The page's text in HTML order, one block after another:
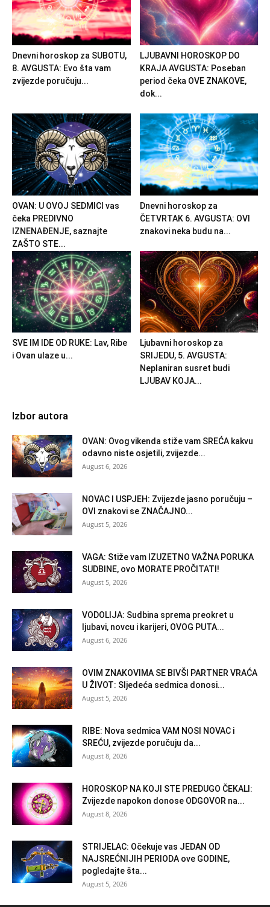
Dnevni horoskop za SUBOTU,
8. AVGUSTA: Evo šta vam
zvijezde poručuju...
LJUBAVNI HOROSKOP DO
KRAJA AVGUSTA: Poseban
period čeka OVE ZNAKOVE,
dok...
OVAN: U OVOJ SEDMICI vas
čeka PREDIVNO
IZNENAĐENJE, saznajte
ZAŠTO STE...
Dnevni horoskop za
ČETVRTAK 6. AVGUSTA: OVI
znakovi neka budu na...
SVE IM IDE OD RUKE: Lav, Ribe
i Ovan ulaze u...
Ljubavni horoskop za
SRIJEDU, 5. AVGUSTA:
Neplaniran susret budi
LJUBAV KOJA...
Izbor autora
OVAN: Ovog vikenda stiže vam SREĆA kakvu
odavno niste osjetili, zvijezde...
August 6, 2026
NOVAC I USPJEH: Zvijezde jasno poručuju –
OVI znakovi se ZNAČAJNO...
August 5, 2026
VAGA: Stiže vam IZUZETNO VAŽNA PORUKA
SUDBINE, ovo MORATE PROČITATI!
August 5, 2026
VODOLIJA: Sudbina sprema preokret u
ljubavi, novcu i karijeri, OVOG PUTA...
August 6, 2026
OVIM ZNAKOVIMA SE BIVŠI PARTNER VRAĆA
U ŽIVOT: Sljedeća sedmica donosi...
August 5, 2026
RIBE: Nova sedmica VAM NOSI NOVAC i
SREĆU, zvijezde poručuju da...
August 8, 2026
HOROSKOP NA KOJI STE PREDUGO ČEKALI:
Zvijezde napokon donose ODGOVOR na...
August 8, 2026
STRIJELAC: Očekuje vas JEDAN OD
NAJSREĆNIJIH PERIODA ove GODINE,
pogledajte šta...
August 5, 2026